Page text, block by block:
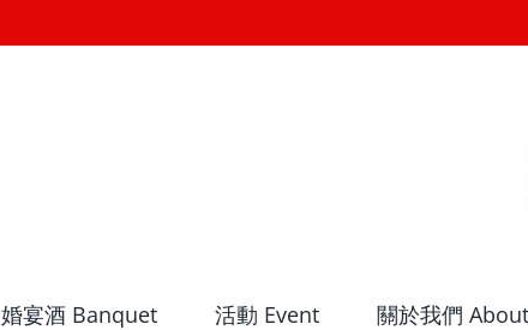
婚宴酒 Banquet 活動 Event 關於我們 About